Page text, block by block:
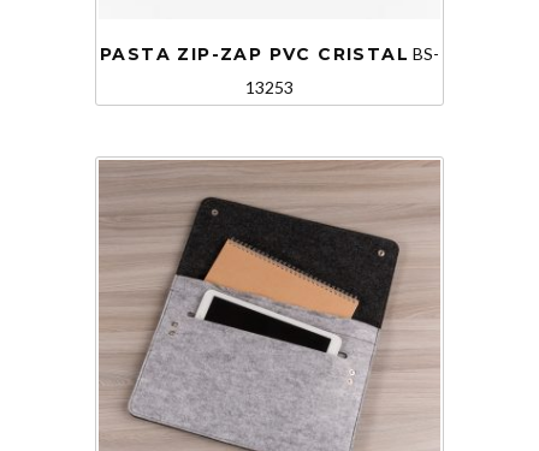
PASTA ZIP-ZAP PVC CRISTAL BS-
13253